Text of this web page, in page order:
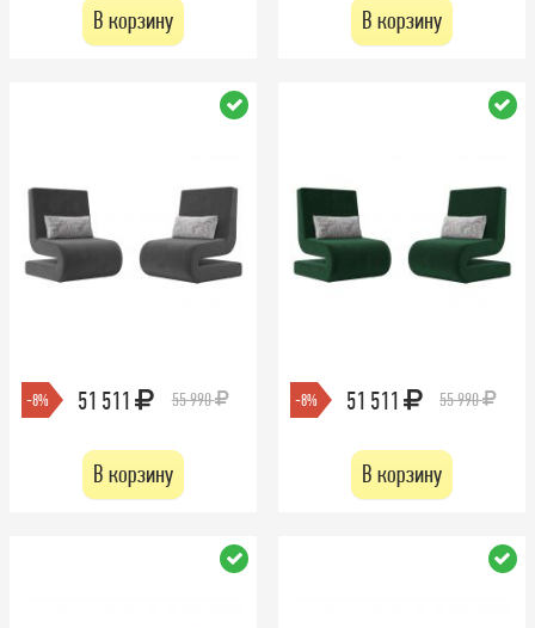
В корзину В корзину
-8% 51 511 55 990
В корзину
-8% 51 511 55 990
В корзину